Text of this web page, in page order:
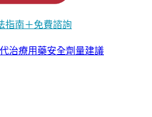
指南＋免費諮詢
治療用藥安全劑量建議